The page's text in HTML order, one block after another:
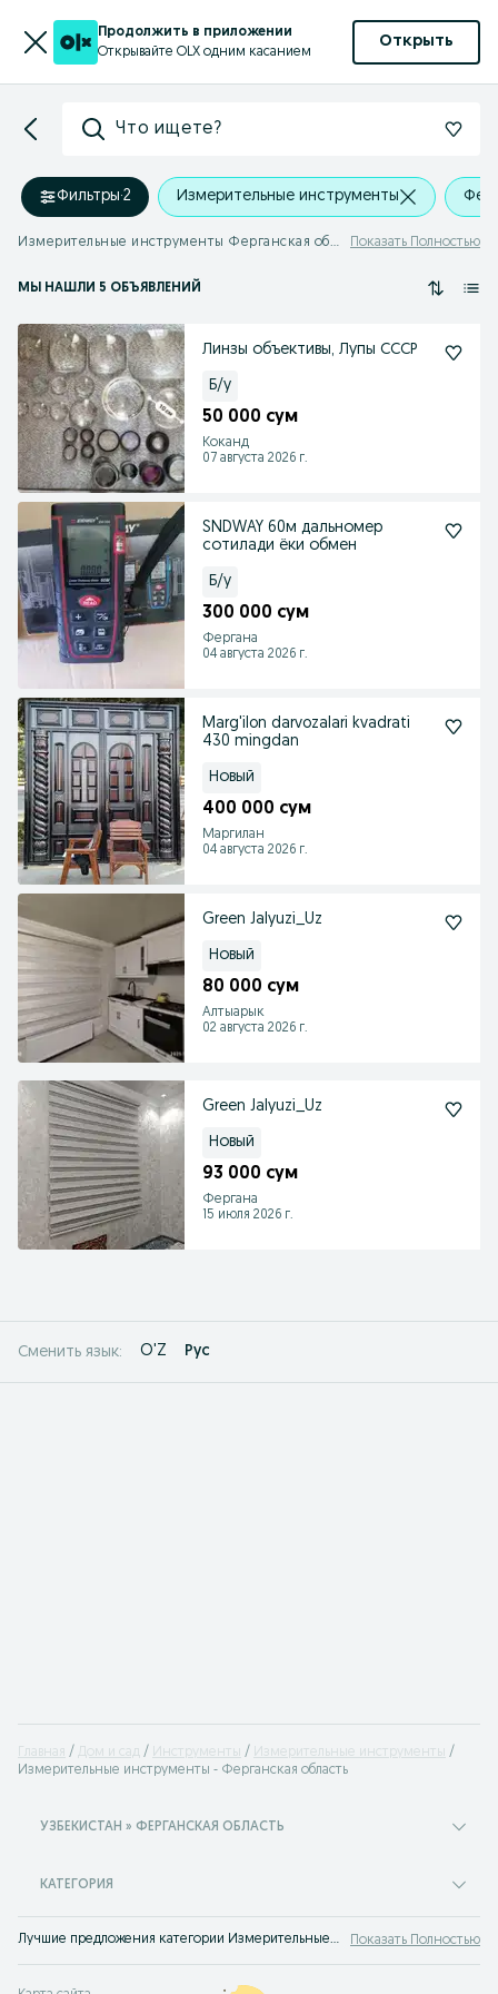
Продолжить в приложении
Открывайте OLX одним касанием
Открыть
Что ищете?
Фильтры·2 Измерительные инструменты
Измерительные инструменты Ферганская область Показать Полностью
МЫ НАШЛИ 5 ОБЪЯВЛЕНИЙ
Линзы объективы, Лупы СССР
Б/у
50 000 сум
Коканд
07 августа 2026 г.
SNDWAY 60м дальномер
сотилади ёки обмен
Б/у
300 000 сум
Фергана
04 августа 2026 г.
Marg'ilon darvozalari kvadrati
430 mingdan
Новый
400 000 сум
Маргилан
04 августа 2026 г.
Green Jalyuzi_Uz
Новый
80 000 сум
Алтыарык
02 августа 2026 г.
Green Jalyuzi_Uz
Новый
93 000 сум
Фергана
15 июля 2026 г.
Сменить язык: O'Z Рус
Главная Дом и сад Инструменты
Измерительные инструменты
Измерительные инструменты - Ферганская область
УЗБЕКИСТАН » ФЕРГАНСКАЯ ОБЛАСТЬ
КАТЕГОРИЯ
Лучшие предложения категории Измерительные инструменты Ферганская область. Большой выбор товаров и услуг по выгодным ценам на OLX! Множество предложений на OLX.uz! Показать Полностью